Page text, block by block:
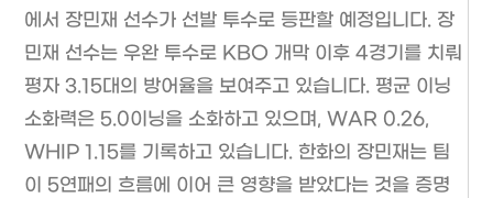
에서 장민재 선수가 선발 투수로 등판할 예정입니다. 장
민재 선수는 우완 투수로 KBO 개막 이후 4경기를 치뤄
평자 3.15대의 방어율을 보여주고 있습니다. 평균 이닝
소화력은 5.0이닝을 소화하고 있으며, WAR 0.26,
WHIP 1.15를 기록하고 있습니다. 한화의 장민재는 팀
이 5연패의 흐름에 이어 큰 영향을 받았다는 것을 증명